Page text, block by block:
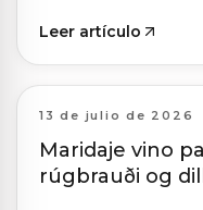
Leer artículo
13 de julio de 2026
Maridaje vino
rúgbrauði og